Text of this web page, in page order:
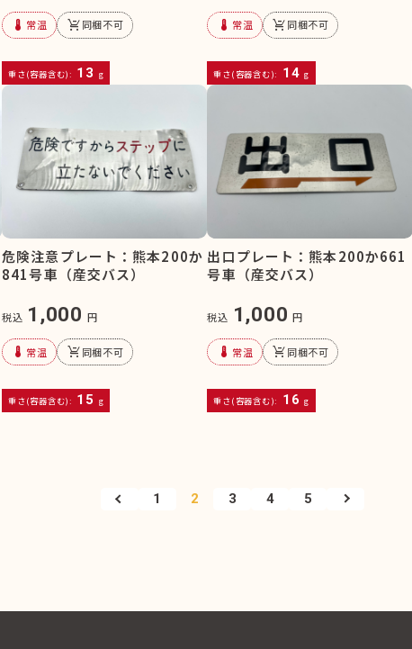
device_thermostat 常温 remove_shopping_cart同梱不可
重さ(容器含む): 13 g
device_thermostat 常温 remove_shopping_cart同梱不可
重さ(容器含む): 14 g
危険注意プレート：熊本200か
841号車（産交バス）
税込 1,000 円
device_thermostat 常温 remove_shopping_cart同梱不可
重さ(容器含む): 15 g
出口プレート：熊本200か661
号車（産交バス）
税込 1,000 円
device_thermostat 常温 remove_shopping_cart同梱不可
重さ(容器含む): 16 g
1 2 3 4 5